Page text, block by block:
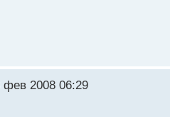
фев 2008 06:29